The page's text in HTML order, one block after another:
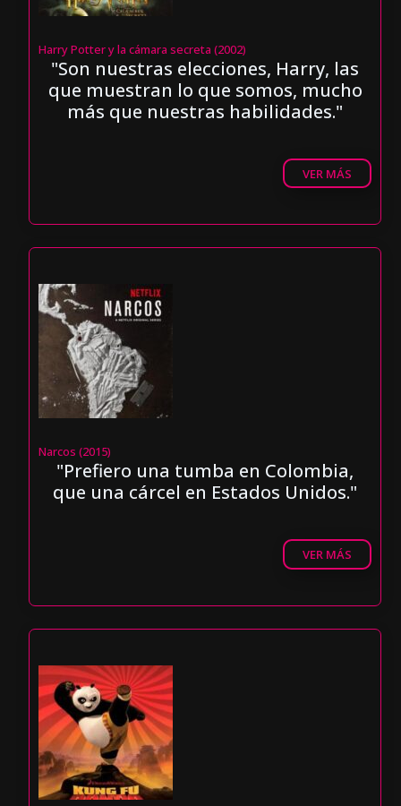
Harry Potter y la cámara secreta (2002)
"Son nuestras elecciones, Harry, las
que muestran lo que somos, mucho
más que nuestras habilidades."
VER MÁS
Narcos (2015)
"Prefiero una tumba en Colombia,
que una cárcel en Estados Unidos."
VER MÁS